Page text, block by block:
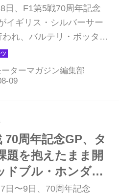
ートで逆転を狙う
ースポーツ】
日、F1第5戦70周年記念
イギリス・シルバーサー
れ、バルテリ・ボッタス
AMG）がポールポジショ
た。高い気温と風、タイヤ
に違いなどもあって、ポ
メルセデスAMG）、3番
ュルケンベルグ（レーシ
ト・メルセデス）が入り、
ェルスタッペン（レッド
）は4番手となった。ホ
エール・ガスリー（アル
ターマガジン編集部
70周年記念GP、タ
題を抱えたまま開
ドブル・ホンダに
チャンスか【モー
日〜9日、70周年記念